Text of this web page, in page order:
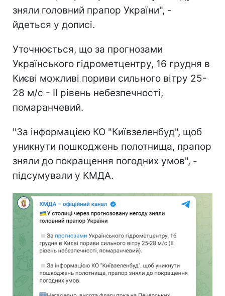
зняли головний прапор України", -
йдеться у дописі.
Уточнюється, що за прогнозами
Українського гідрометцентру, 16 грудня в
Києві можливі пориви сильного вітру 25-
28 м/с - ІІ рівень небезпечності,
помаранчевий.
"За інформацією КО "Київзеленбуд", щоб
уникнути пошкоджень полотнища, прапор
зняли до покращення погодних умов", -
підсумували у КМДА.